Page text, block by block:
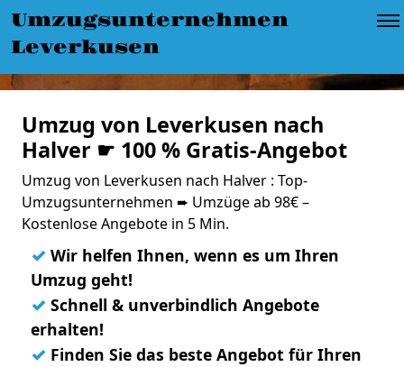
Umzugsunternehmen
Leverkusen
Umzug von Leverkusen nach
Halver ☛ 100 % Gratis-Angebot
Umzug von Leverkusen nach Halver : Top-
Umzugsunternehmen ➨ Umzüge ab 98€ –
Kostenlose Angebote in 5 Min.
✓ Wir helfen Ihnen, wenn es um Ihren
Umzug geht!
✓ Schnell & unverbindlich Angebote
erhalten!
✓ Finden Sie das beste Angebot für Ihren